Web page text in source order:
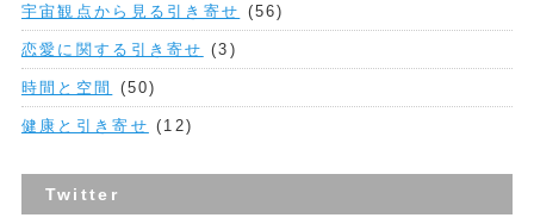
宇宙観点から見る引き寄せ (56)
恋愛に関する引き寄せ (3)
時間と空間 (50)
健康と引き寄せ (12)
Twitter